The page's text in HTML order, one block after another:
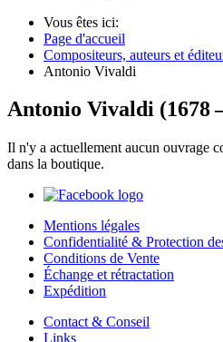
Vous êtes ici:
Page d'accueil
Compositeurs, auteurs et
Antonio Vivaldi
Antonio Vivaldi (1678
Il n'y a actuellement aucun ouvrage
dans la boutique.
Mentions légales
Confidentialité & Protection
Conditions de Vente
Échange et rétractation
Expédition
Contact & Conseil
Links